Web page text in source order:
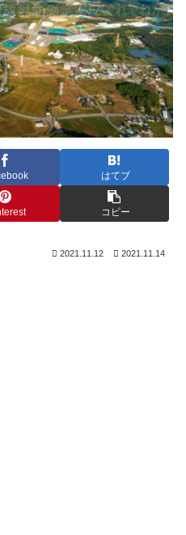
はてブ
コピー
2021.11.12 2021.11.14